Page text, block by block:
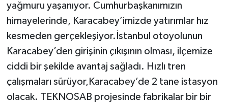
yağmuru yaşanıyor. Cumhurbaşkanımızın
himayelerinde, Karacabey’imizde yatırımlar hız
kesmeden gerçekleşiyor.İstanbul otoyolunun
Karacabey’den girişinin çıkışının olması, ilçemize
ciddi bir şekilde avantaj sağladı. Hızlı tren
çalışmaları sürüyor,Karacabey’de 2 tane istasyon
olacak. TEKNOSAB projesinde fabrikalar bir bir